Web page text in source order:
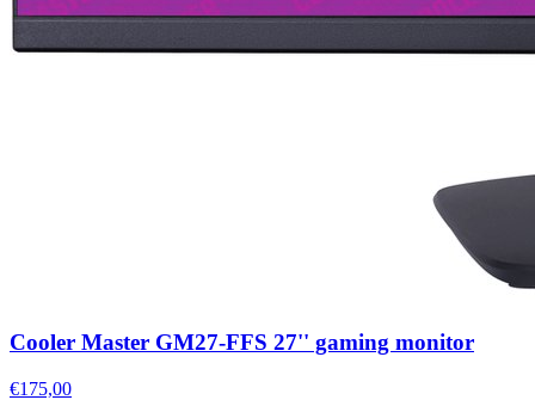
Cooler Master GM27-FFS 27'' gaming monitor
€175,00